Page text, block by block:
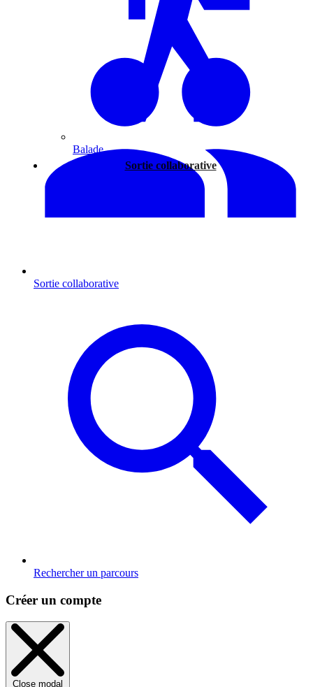
Balade
Sortie collaborative
Sortie collaborative
Rechercher un parcours
Créer un compte
Close modal